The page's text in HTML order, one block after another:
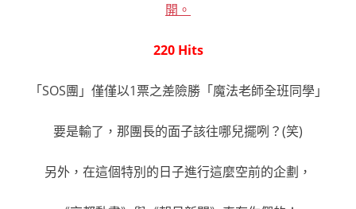
開。
220 Hits
「SOS團」僅僅以1票之差險勝「魔法老師全班同學」
要是輸了，那團長的面子該往哪兒擺咧？(笑)
另外，在這個特別的日子進行這麼空前的企劃，